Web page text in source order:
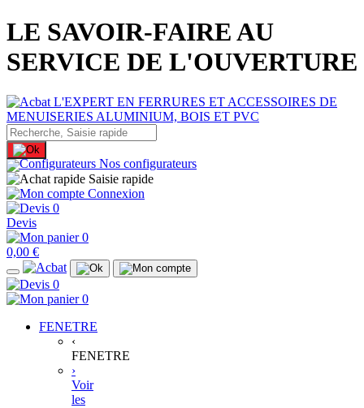
LE SAVOIR-FAIRE AU
SERVICE DE L'OUVERTURE
Nos configurateurs
Saisie rapide
Connexion
0
Devis
0
0,00 €
0
0
FENETRE
‹
FENETRE
›
Voir
les